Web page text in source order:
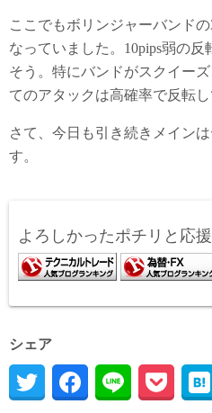
ここでもボリンジャーバンド
なっていました。10pips弱の反
そう。特にバンドがスクイー
てのアタックは高確率で反転し
さて、今日も引き続きメイン
す。
よろしかったポチリと応
シェア